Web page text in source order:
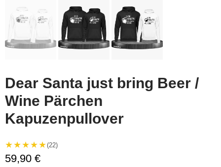
Dear Santa just bring Beer /
Wine Pärchen
Kapuzenpullover
★★★★★(22)
59,90 €